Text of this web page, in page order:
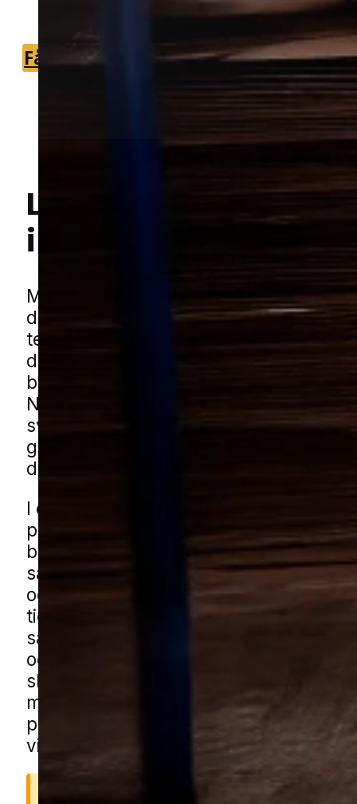
Få et tilbud +45 51 90 85 46
Lokal bekæmpelse
i Store Darum
Møl kan være en frustrerende
de ofte opdages sent. Nogle arter går i
tekstiler, mens andre findes i tørvarer,
derfor kan problemet både opstå i
bryggers, køkkener og rum med
Når først møl har fået fodfæste, kan
svære at komme helt af med uden en
gennemgang af både de synlige
de steder, hvor æg og larver gemmer
I en by som Store Darum ser man
problemet får gode vilkår i blandede
boligområder med både nye og ældre
samt i mindre bygninger som skure,
og udhuse, hvor ting opbevares over
tid. Haver med hække, buskads og
samt små grønne strøg omkring
også være en del af de rolige
skadedyr generelt får arbejdsro. Du
mølhjælp i Store Darum gennem
partnere. Udfyld blot formularen, så
vi dig med en lokal specialist.